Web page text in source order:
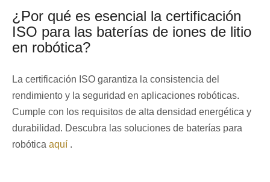
¿Por qué es esencial la certificación
ISO para las baterías de iones de litio
en robótica?
La certificación ISO garantiza la consistencia del
rendimiento y la seguridad en aplicaciones robóticas.
Cumple con los requisitos de alta densidad energética y
durabilidad. Descubra las soluciones de baterías para
robótica aquí .